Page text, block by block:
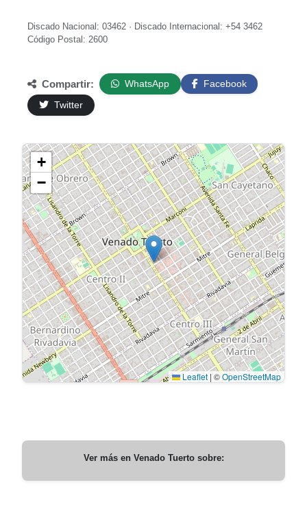
Discado Nacional: 03462 · Discado Internacional: +54 3462
Código Postal: 2600
Compartir: WhatsApp
Facebook
Twitter
+
−
Leaflet | ©OpenStreetMap
Ver más en Venado Tuertosobre: